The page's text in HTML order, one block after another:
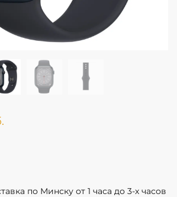
по Минску от 1 часа до 3-х часов